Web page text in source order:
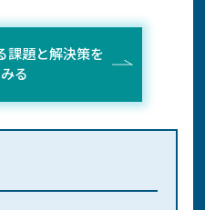
課題と解決策を
る